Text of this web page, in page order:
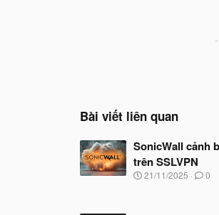
Bài viết liên quan
SonicWall cảnh
trên SSLVPN
N
21/11/2025 0